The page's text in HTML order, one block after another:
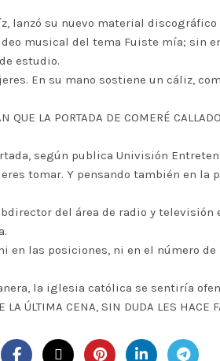
lanzó su nuevo material discográfico
musical del tema Fuiste mía; sin
estudio.
En su mano sostiene un cáliz,
LA PORTADA DE COMERÉ
según publica Univisión
tomar. Y pensando también en
del área de radio y televisión
las posiciones, ni en el número de
la iglesia católica se sentiría
ÚLTIMA CENA, SIN DUDA LES HACE